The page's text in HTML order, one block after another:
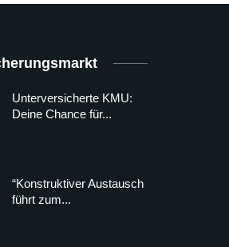
Unterversicherte KMU:
Deine Chance für...
“Konstruktiver Austausch
führt zum...